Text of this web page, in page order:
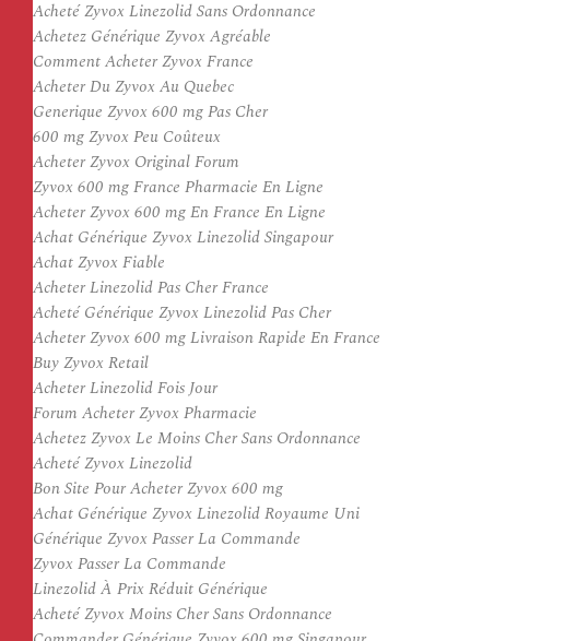
Acheté Zyvox Linezolid Sans Ordonnance
Achetez Générique Zyvox Agréable
Comment Acheter Zyvox France
Acheter Du Zyvox Au Quebec
Generique Zyvox 600 mg Pas Cher
600 mg Zyvox Peu Coûteux
Acheter Zyvox Original Forum
Zyvox 600 mg France Pharmacie En Ligne
Acheter Zyvox 600 mg En France En Ligne
Achat Générique Zyvox Linezolid Singapour
Achat Zyvox Fiable
Acheter Linezolid Pas Cher France
Acheté Générique Zyvox Linezolid Pas Cher
Acheter Zyvox 600 mg Livraison Rapide En France
Buy Zyvox Retail
Acheter Linezolid Fois Jour
Forum Acheter Zyvox Pharmacie
Achetez Zyvox Le Moins Cher Sans Ordonnance
Acheté Zyvox Linezolid
Bon Site Pour Acheter Zyvox 600 mg
Achat Générique Zyvox Linezolid Royaume Uni
Générique Zyvox Passer La Commande
Zyvox Passer La Commande
Linezolid À Prix Réduit Générique
Acheté Zyvox Moins Cher Sans Ordonnance